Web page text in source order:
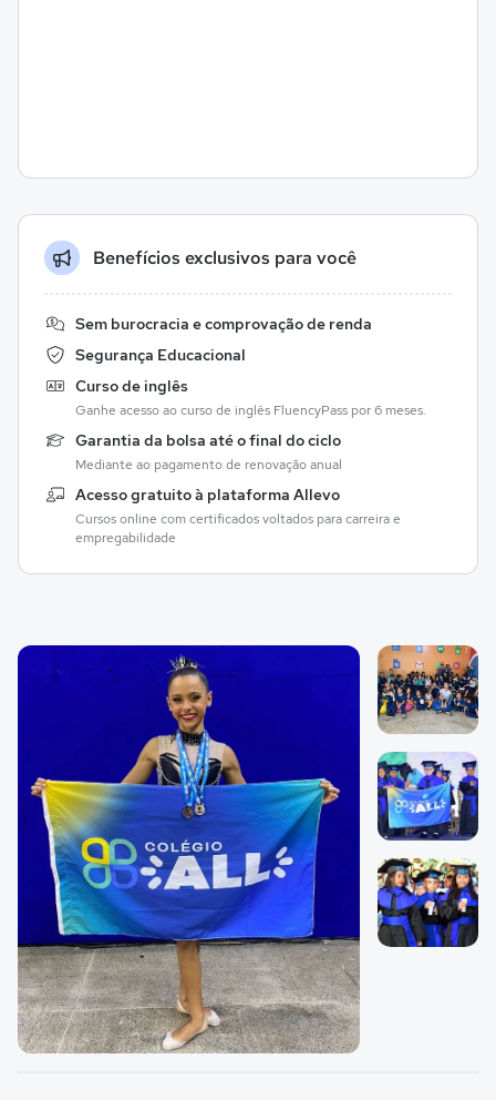
Benefícios exclusivos para você
Sem burocracia e comprovação de renda
Segurança Educacional
Curso de inglês
Ganhe acesso ao curso de inglês FluencyPass por 6 meses.
Garantia da bolsa até o final do ciclo
Mediante ao pagamento de renovação anual
Acesso gratuito à plataforma Allevo
Cursos online com certificados voltados para carreira e
empregabilidade
Galeria de imagem
Imagem 1
Imagem 2